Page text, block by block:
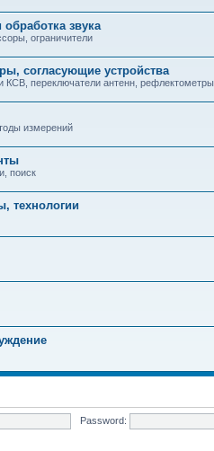
звука
ограничители
согласующие устройства
КСВ, переключатели антенн, рефлектометры
измерений
поиск
технологии
Password: